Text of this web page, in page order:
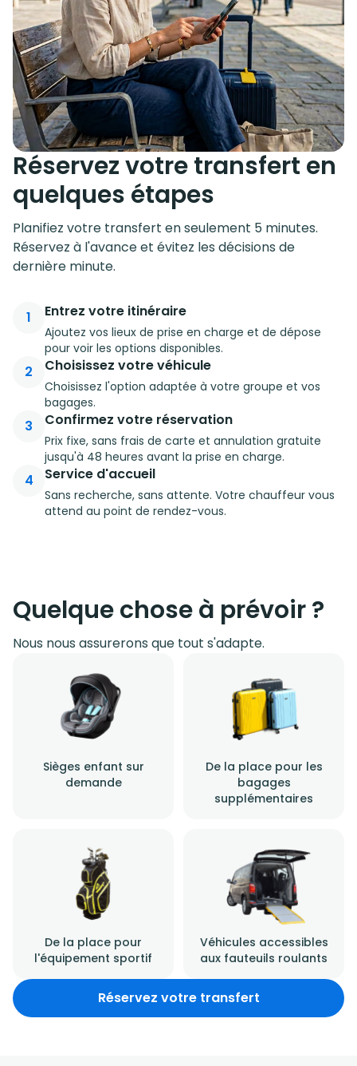
Réservez votre transfert en
quelques étapes
Planifiez votre transfert en seulement 5 minutes.
Réservez à l'avance et évitez les décisions de
dernière minute.
1 Entrez votre itinéraire
Ajoutez vos lieux de prise en charge et de dépose
pour voir les options disponibles.
2 Choisissez votre véhicule
Choisissez l'option adaptée à votre groupe et vos
bagages.
3 Confirmez votre réservation
Prix fixe, sans frais de carte et annulation gratuite
jusqu'à 48 heures avant la prise en charge.
4 Service d'accueil
Sans recherche, sans attente. Votre chauffeur vous
attend au point de rendez-vous.
Quelque chose à prévoir ?
Nous nous assurerons que tout s'adapte.
Sièges enfant sur
demande
De la place pour les
bagages
supplémentaires
De la place pour
l'équipement sportif
Véhicules accessibles
aux fauteuils roulants
Réservez votre transfert